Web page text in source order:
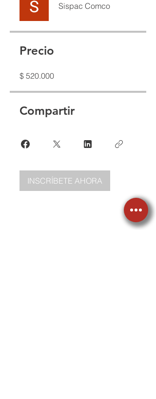
Sispac Comco
Precio
$ 520.000
Compartir
INSCRÍBETE AHORA